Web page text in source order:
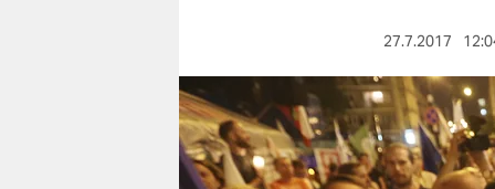
nord
wahrheit
27.7.2017